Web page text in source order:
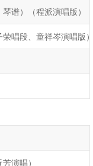
谱）（程派演唱版）
唱段、童祥岑演唱版
演唱）